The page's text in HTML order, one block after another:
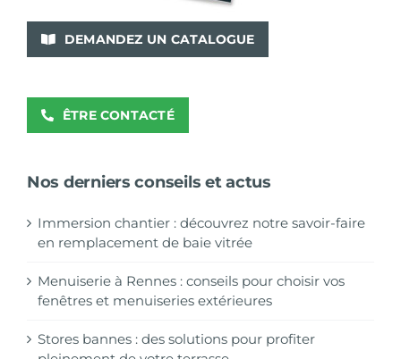
DEMANDEZ UN CATALOGUE
ÊTRE CONTACTÉ
Nos derniers conseils et actus
Immersion chantier : découvrez notre savoir-faire
en remplacement de baie vitrée
Menuiserie à Rennes : conseils pour choisir vos
fenêtres et menuiseries extérieures
Stores bannes : des solutions pour profiter